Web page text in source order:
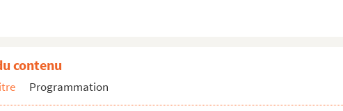
contenu
Programmation